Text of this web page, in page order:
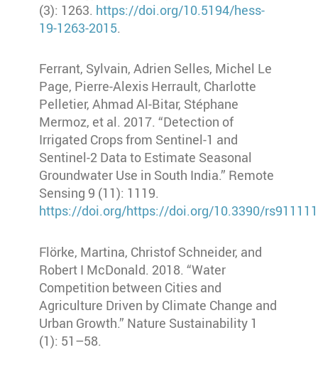
(3): 1263. https://doi.org/10.5194/hess-
19-1263-2015.
Ferrant, Sylvain, Adrien Selles, Michel Le
Page, Pierre-Alexis Herrault, Charlotte
Pelletier, Ahmad Al-Bitar, Stéphane
Mermoz, et al. 2017. “Detection of
Irrigated Crops from Sentinel-1 and
Sentinel-2 Data to Estimate Seasonal
Groundwater Use in South India.” Remote
Sensing 9 (11): 1119.
https://doi.org/https://doi.org/10.3390/
Flörke, Martina, Christof Schneider, and
Robert I McDonald. 2018. “Water
Competition between Cities and
Agriculture Driven by Climate Change and
Urban Growth.” Nature Sustainability 1
(1): 51–58.